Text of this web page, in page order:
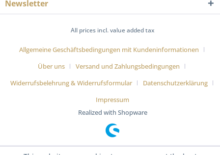
Newsletter
All prices incl. value added tax
Allgemeine Geschäftsbedingungen mit Kundeninformationen
Über uns
Versand und Zahlungsbedingungen
Widerrufsbelehrung & Widerrufsformular
Datenschutzerklärung
Impressum
Realized with Shopware